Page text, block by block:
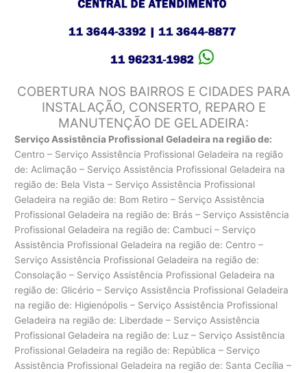
COBERTURA NOS BAIRROS E CIDADES PARA
INSTALAÇÃO, CONSERTO, REPARO E
MANUTENÇÃO DE GELADEIRA:
Serviço Assistência Profissional Geladeira na região de:
Centro – Serviço Assistência Profissional Geladeira na região
de: Aclimação – Serviço Assistência Profissional Geladeira na
região de: Bela Vista – Serviço Assistência Profissional
Geladeira na região de: Bom Retiro – Serviço Assistência
Profissional Geladeira na região de: Brás – Serviço Assistência
Profissional Geladeira na região de: Cambuci – Serviço
Assistência Profissional Geladeira na região de: Centro –
Serviço Assistência Profissional Geladeira na região de:
Consolação – Serviço Assistência Profissional Geladeira na
região de: Glicério – Serviço Assistência Profissional Geladeira
na região de: Higienópolis – Serviço Assistência Profissional
Geladeira na região de: Liberdade – Serviço Assistência
Profissional Geladeira na região de: Luz – Serviço Assistência
Profissional Geladeira na região de: República – Serviço
Assistência Profissional Geladeira na região de: Santa Cecília –